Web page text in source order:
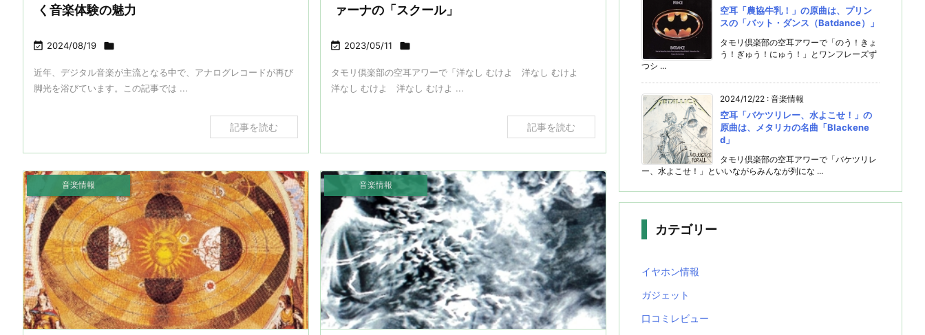
く音楽体験の魅力
 2024/08/19 
近年、デジタル音楽が主流となる中で、アナログレコードが再び
脚光を浴びています。この記事では ...
記事を読む
ァーナの「スクール」
 2023/05/11 
タモリ倶楽部の空耳アワーで「洋なし むけよ 洋なし むけよ
洋なし むけよ 洋なし むけよ ...
記事を読む
音楽情報 音楽情報
空耳「農協牛乳！」の原曲は、プリン
スの「バット・ダンス（Batdance）」
タモリ倶楽部の空耳アワーで「のう！きょ
う！ぎゅう！にゅう！」とワンフレーズず
つシ ...
2024/12/22 : 音楽情報
空耳「バケツリレー、水よこせ！」の
原曲は、メタリカの名曲「Blackene
d」
タモリ倶楽部の空耳アワーで「バケツリレ
ー、水よこせ！」といいながらみんなが列にな ...
カテゴリー
イヤホン情報
ガジェット
口コミレビュー